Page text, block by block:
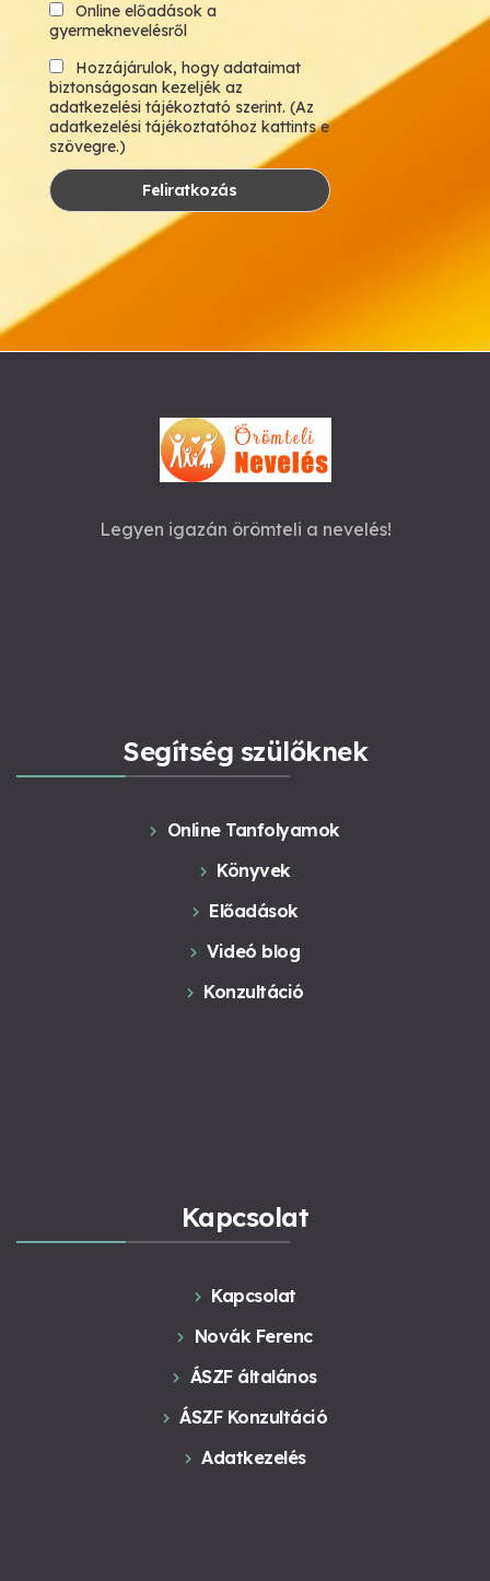
Online előadások a
gyermeknevelésről
Hozzájárulok, hogy adataimat
biztonságosan kezeljék az
adatkezelési tájékoztató szerint. (Az
adatkezelési tájékoztatóhoz kattints e
szövegre.)
Legyen igazán örömteli a nevelés!
Segítség szülőknek
Online Tanfolyamok
Könyvek
Előadások
Videó blog
Konzultáció
Kapcsolat
Kapcsolat
Novák Ferenc
ÁSZF általános
ÁSZF Konzultáció
Adatkezelés